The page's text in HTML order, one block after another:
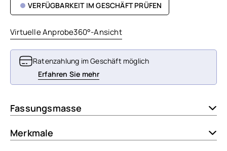
VERFÜGBARKEIT IM GESCHÄFT PRÜFEN
Virtuelle Anprobe360°-Ansicht
Ratenzahlung im Geschäft möglich
Erfahren Sie mehr
Fassungsmasse
Merkmale